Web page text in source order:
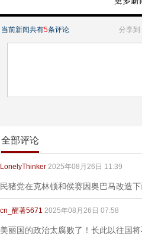
当前新闻共有5条评论 分享到
全部评论
LonelyThinker 2025年08月26日 11:39
民猪党在克林顿和侯赛因奥巴马改造
cn_醒著5671 2025年08月26日 07:58
美丽国的政治太腐败了！长此以往国